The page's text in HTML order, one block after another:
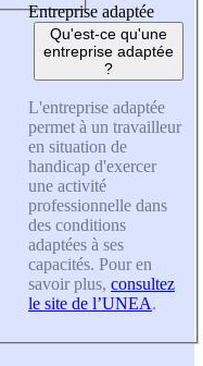
Entreprise adaptée
Qu'est-ce qu'une
entreprise adaptée
?
L'entreprise adaptée
permet à un travailleur
en situation de
handicap d'exercer
une activité
professionnelle dans
des conditions
adaptées à ses
capacités. Pour en
savoir plus, consultez
le site de l’UNEA.